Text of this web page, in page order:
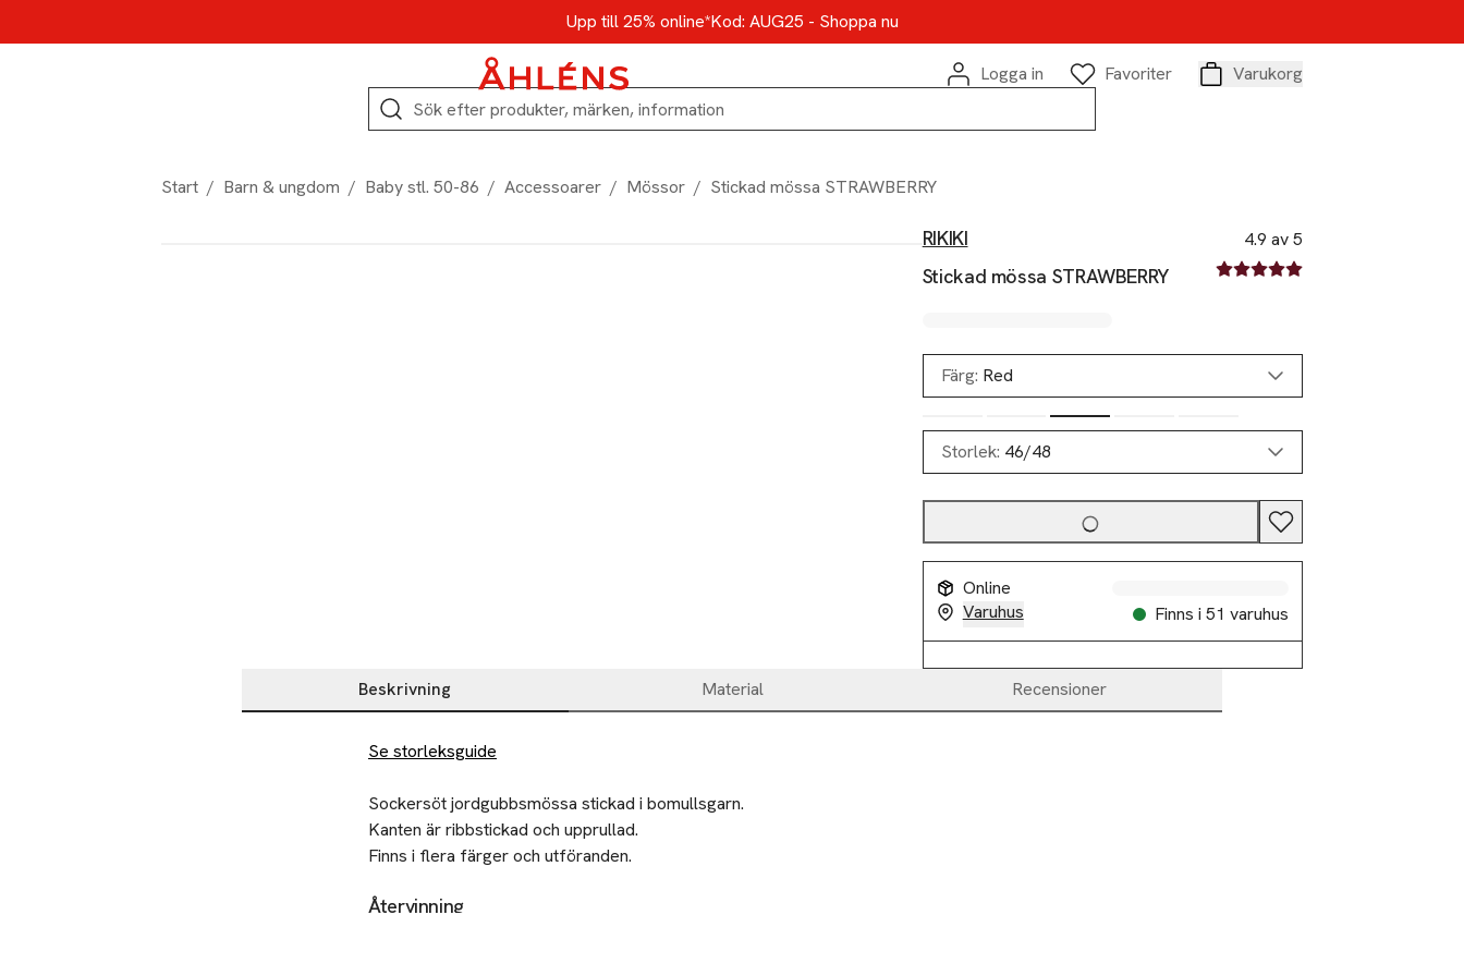
Upp till 25% online*Kod: AUG25 - Shoppa nu
Logga in
Favoriter
Varukorg
Sök
Start / Barn & ungdom / Baby stl. 50-86 / Accessoarer / Mössor / Stickad mössa STRAWBERRY
RIKIKI
Stickad mössa STRAWBERRY
4.9 av 5
4.9 av fem stjärnor
Färg: Red
Storlek: 46/48
Online
Varuhus
Finns i 51 varuhus
Beskrivning Material Recensioner
Beskrivning
Se storleksguide
Sockersöt jordgubbsmössa stickad i bomullsgarn.
Kanten är ribbstickad och upprullad.
Finns i flera färger och utföranden.
• Stickad jordgubbsmössa
Återvinning